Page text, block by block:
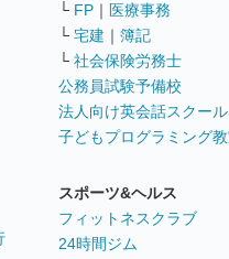
└ FP ｜ 医療事務
└ 宅建 ｜ 簿記
└ 社会保険労務士
公務員試験予備校
法人向け英会話スクール
子どもプログラミング
スポーツ&ヘルス
フィットネスクラブ
24時間ジム